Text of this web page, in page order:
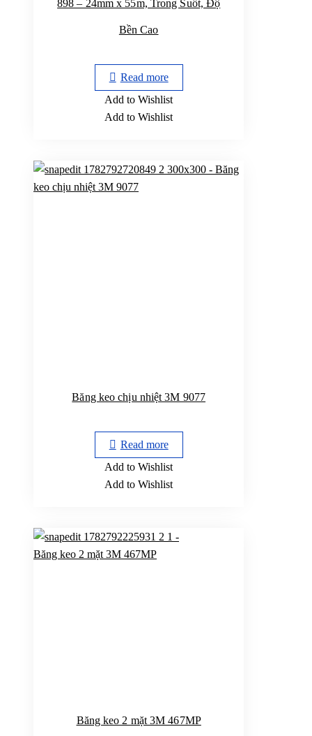
898 – 24mm x 55m, Trong Suốt, Độ
Bền Cao
Read more
Add to Wishlist
Add to Wishlist
Băng keo chịu nhiệt 3M 9077
Read more
Add to Wishlist
Add to Wishlist
Băng keo 2 mặt 3M 467MP